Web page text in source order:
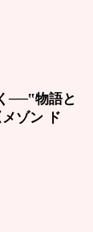
──‟物語と
ゾン ド